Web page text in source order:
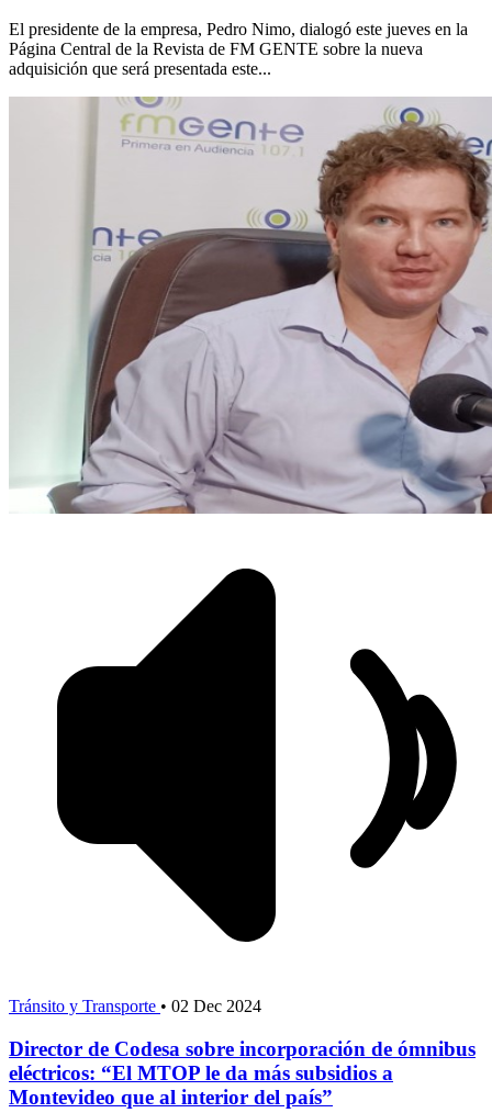
El presidente de la empresa, Pedro Nimo, dialogó este jueves en la
Página Central de la Revista de FM GENTE sobre la nueva
adquisición que será presentada este...
Tránsito y Transporte • 02 Dec 2024
Director de Codesa sobre incorporación de ómnibus
eléctricos: “El MTOP le da más subsidios a
Montevideo que al interior del país”